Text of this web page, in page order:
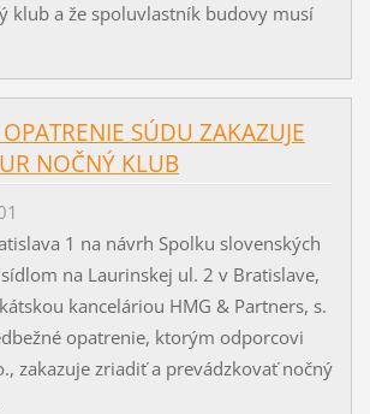
klub a že spoluvlastník budovy musí
SÚDU ZAKAZUJE
NOČNÝ KLUB
1 na návrh Spolku slovenských
na Laurinskej ul. 2 v Bratislave,
kanceláriou HMG & Partners, s.
opatrenie, ktorým odporcovi
zakazuje zriadiť a prevádzkovať nočný